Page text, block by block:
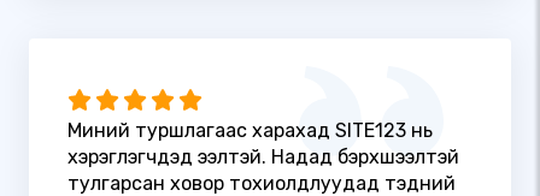
Миний туршлагаас харахад SITE123 нь
хэрэглэгчдэд ээлтэй. Надад бэрхшээлтэй
тулгарсан ховор тохиолдлуудад тэдний